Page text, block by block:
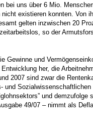
uns über 6 Mio.
existieren konnten. Von
gelten inzwischen 20
so der
und
her, die
2007 sind zwar die
und demzufolge
49/07 – nimmt als